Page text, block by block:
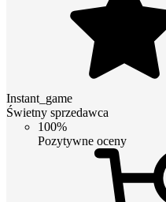
Instant_game
Świetny sprzedawca
100%
Pozytywne oceny